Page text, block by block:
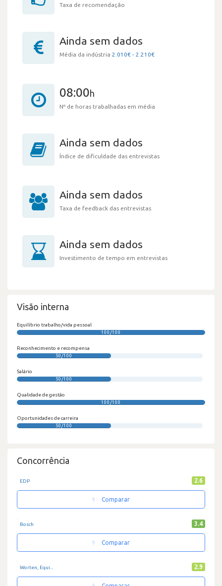
Taxa de recomendação
Ainda sem dados
Média da indústria 2.010€ - 2.210€
08:00h
Nº de horas trabalhadas em média
Ainda sem dados
Índice de dificuldade das entrevistas
Ainda sem dados
Taxa de feedback das entrevistas
Ainda sem dados
Investimento de tempo em entrevistas
Visão interna
Equilíbrio trabalho/vida pessoal
100/100
Reconhecimento e recompensa
50/100
Salário
50/100
Qualidade de gestão
100/100
Oportunidades de carreira
50/100
Concorrência
EDP 2.6
Comparar
Bosch 3.4
Comparar
Worten, Equi... 2.9